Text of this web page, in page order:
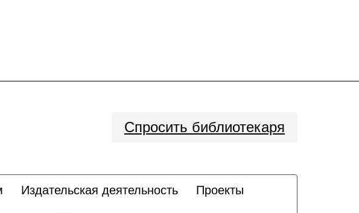
Спросить библиотекаря
Издательская деятельность Проекты